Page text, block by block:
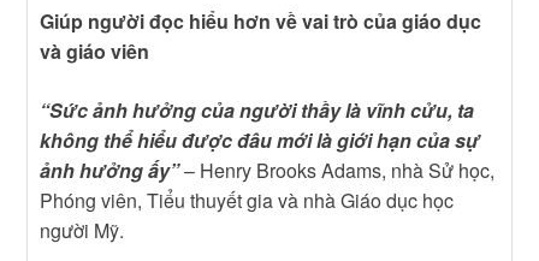
Giúp người đọc hiểu hơn về vai trò của giáo dục
và giáo viên
“Sức ảnh hưởng của người thầy là vĩnh cửu, ta
không thể hiểu được đâu mới là giới hạn của sự
ảnh hưởng ấy”– Henry Brooks Adams, nhà Sử học,
Phóng viên, Tiểu thuyết gia và nhà Giáo dục học
người Mỹ.